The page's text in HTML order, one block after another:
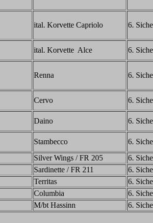
ital. Korvette Capriolo 6.
ital. Korvette Alce 6.
Renna 6.
Cervo 6.
Daino 6.
Stambecco
6.
Silver Wings / FR 205
6.
Sardinette / FR 211
6.
Territas
6.
Columbia
6.
M/bt Hassinn 6.